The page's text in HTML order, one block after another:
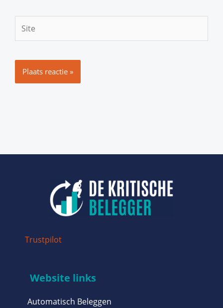
Site
Trustpilot
Website links
Automatisch Beleggen